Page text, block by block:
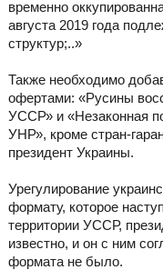
временно
августа 2019 года
структур;..»
Также необходимо
офертами: «Русины
УССР» и «Незаконная
УНР», кроме стран-
президент Украины.
Урегулирование
формату, которое
территории УССР,
известно, и он с ним
формата не было.